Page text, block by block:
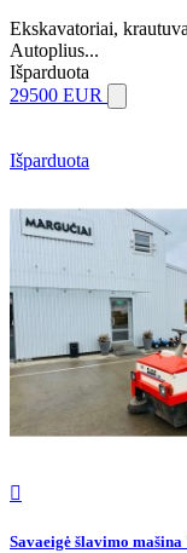
Ekskavatoriai,
Autoplius...
Išparduota
29500 EUR
Išparduota

Savaeigė šlavimo